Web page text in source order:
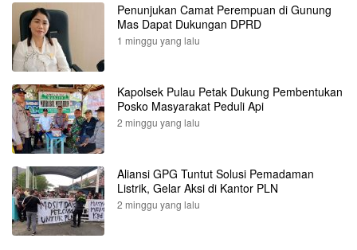
Penunjukan Camat Perempuan di Gunung
Mas Dapat Dukungan DPRD
1 minggu yang lalu
Kapolsek Pulau Petak Dukung Pembentukan
Posko Masyarakat Peduli Api
2 minggu yang lalu
Aliansi GPG Tuntut Solusi Pemadaman
Listrik, Gelar Aksi di Kantor PLN
2 minggu yang lalu